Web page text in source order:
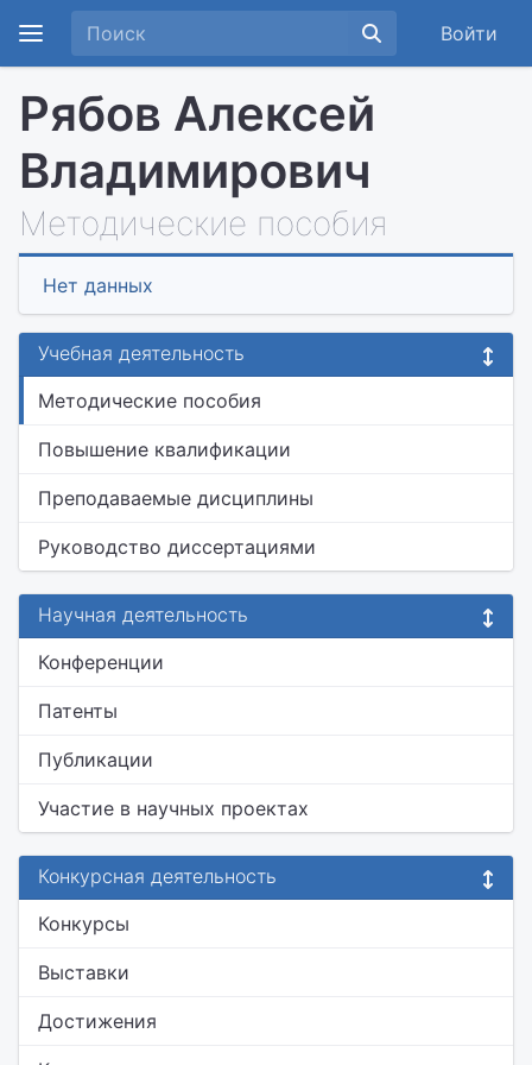
Войти
Рябов Алексей
Владимирович
Методические пособия
Нет данных
Учебная деятельность
Методические пособия
Повышение квалификации
Преподаваемые дисциплины
Руководство диссертациями
Научная деятельность
Конференции
Патенты
Публикации
Участие в научных проектах
Конкурсная деятельность
Конкурсы
Выставки
Достижения